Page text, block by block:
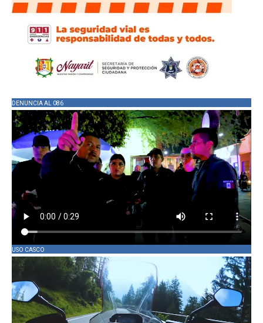
DENUNCIA AL 086
USO CASCO